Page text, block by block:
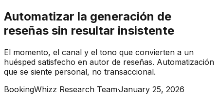
Automatizar la generación de
reseñas sin resultar insistente
El momento, el canal y el tono que convierten a un
huésped satisfecho en autor de reseñas. Automatización
que se siente personal, no transaccional.
BookingWhizz Research Team·January 25, 2026